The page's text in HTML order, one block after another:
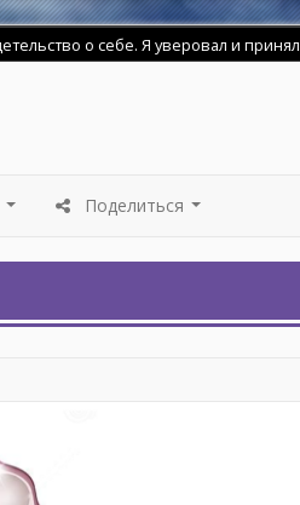
о себе. Я уверовал и
Поделиться